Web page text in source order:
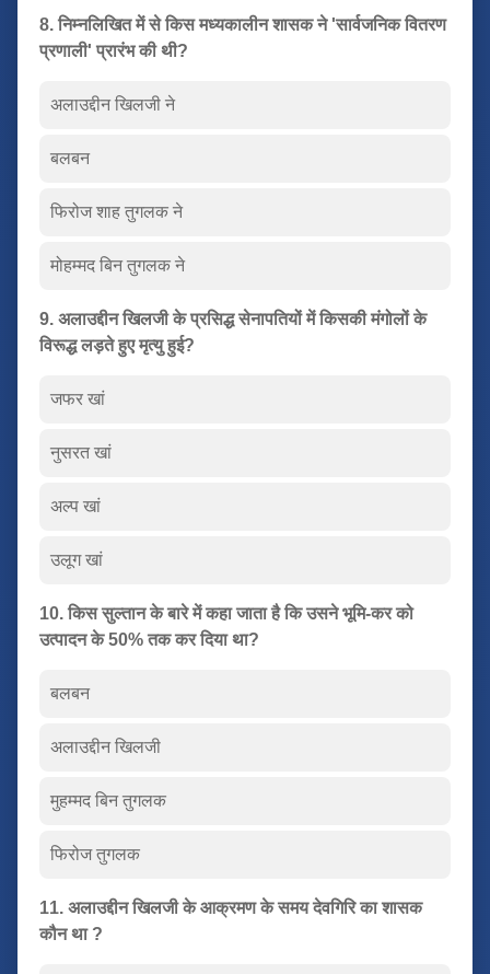
8. निम्नलिखित में से किस मध्यकालीन शासक ने 'सार्वजनिक वितरण
प्रणाली' प्रारंभ की थी?
अलाउद्दीन खिलजी ने
बलबन
फिरोज शाह तुगलक ने
मोहम्मद बिन तुगलक ने
9. अलाउद्दीन खिलजी के प्रसिद्ध सेनापतियों में किसकी मंगोलों के
विरूद्ध लड़ते हुए मृत्यु हुई?
जफर खां
नुसरत खां
अल्प खां
उलूग खां
10. किस सुल्तान के बारे में कहा जाता है कि उसने भूमि-कर को
उत्पादन के 50% तक कर दिया था?
बलबन
अलाउद्दीन खिलजी
मुहम्मद बिन तुगलक
फिरोज तुगलक
11. अलाउद्दीन खिलजी के आक्रमण के समय देवगिरि का शासक
कौन था ?